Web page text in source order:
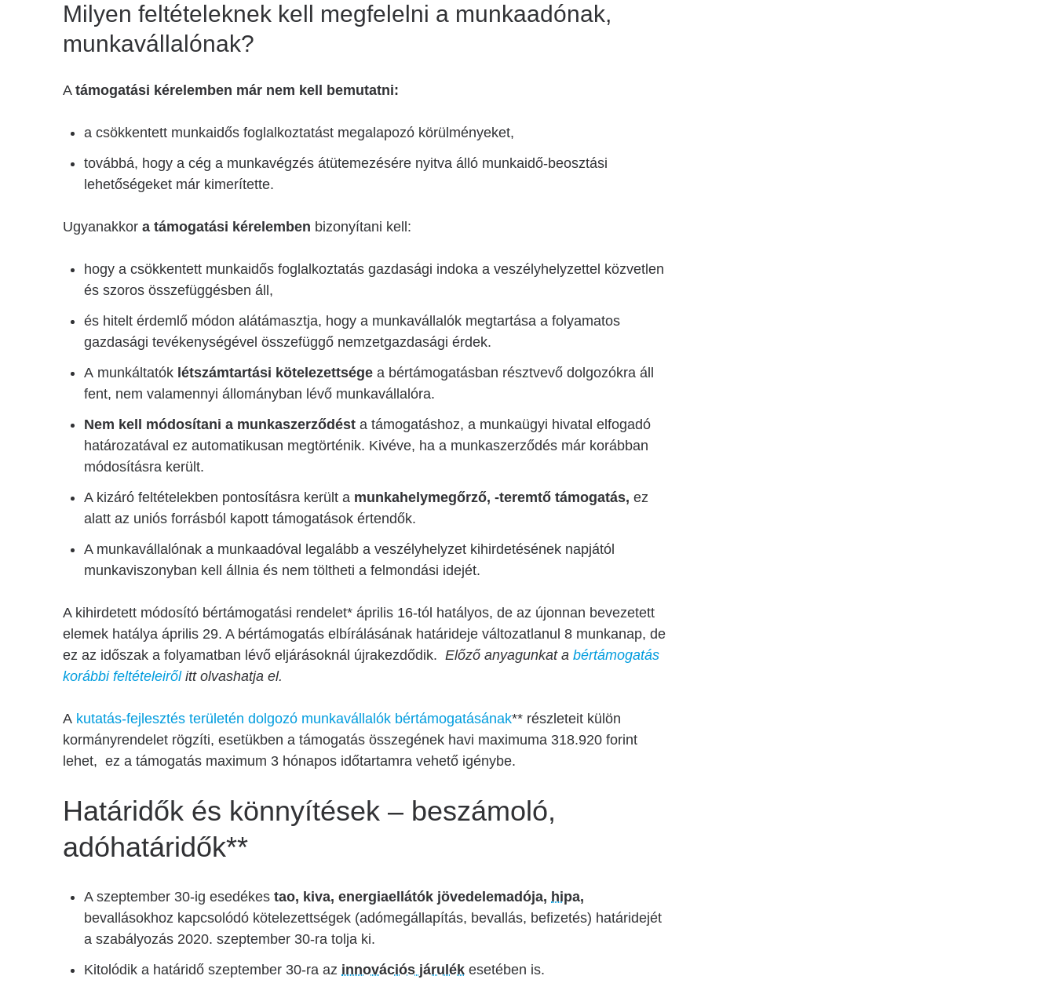
Milyen feltételeknek kell megfelelni a munkaadónak,
munkavállalónak?
A támogatási kérelemben már nem kell bemutatni:
a csökkentett munkaidős foglalkoztatást megalapozó körülményeket,
továbbá, hogy a cég a munkavégzés átütemezésére nyitva álló munkaidő-beosztási
lehetőségeket már kimerítette.
Ugyanakkor a támogatási kérelemben bizonyítani kell:
hogy a csökkentett munkaidős foglalkoztatás gazdasági indoka a veszélyhelyzettel közvetlen
és szoros összefüggésben áll,
és hitelt érdemlő módon alátámasztja, hogy a munkavállalók megtartása a folyamatos
gazdasági tevékenységével összefüggő nemzetgazdasági érdek.
A munkáltatók létszámtartási kötelezettsége a bértámogatásban résztvevő dolgozókra áll
fent, nem valamennyi állományban lévő munkavállalóra.
Nem kell módosítani a munkaszerződést a támogatáshoz, a munkaügyi hivatal elfogadó
határozatával ez automatikusan megtörténik. Kivéve, ha a munkaszerződés már korábban
módosításra került.
A kizáró feltételekben pontosításra került a munkahelymegőrző, -teremtő támogatás, ez
alatt az uniós forrásból kapott támogatások értendők.
A munkavállalónak a munkaadóval legalább a veszélyhelyzet kihirdetésének napjától
munkaviszonyban kell állnia és nem töltheti a felmondási idejét.
A kihirdetett módosító bértámogatási rendelet* április 16-tól hatályos, de az újonnan bevezetett
elemek hatálya április 29. A bértámogatás elbírálásának határideje változatlanul 8 munkanap, de
ez az időszak a folyamatban lévő eljárásoknál újrakezdődik. Előző anyagunkat a bértámogatás
korábbi feltételeiről itt olvashatja el.
A kutatás-fejlesztés területén dolgozó munkavállalók bértámogatásának** részleteit külön
kormányrendelet rögzíti, esetükben a támogatás összegének havi maximuma 318.920 forint
lehet, ez a támogatás maximum 3 hónapos időtartamra vehető igénybe.
Határidők és könnyítések – beszámoló,
adóhatáridők**
A szeptember 30-ig esedékes tao, kiva, energiaellátók jövedelemadója, hipa,
bevallásokhoz kapcsolódó kötelezettségek (adómegállapítás, bevallás, befizetés) határidejét
a szabályozás 2020. szeptember 30-ra tolja ki.
Kitolódik a határidő szeptember 30-ra az innovációs járulék esetében is.